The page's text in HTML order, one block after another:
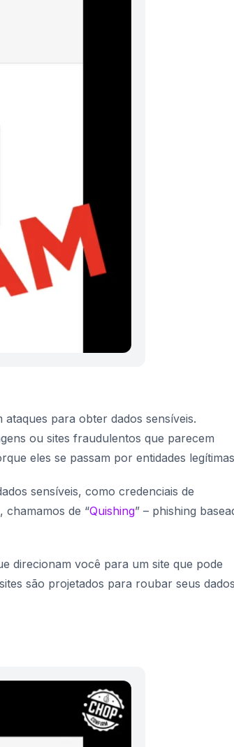
para obter dados sensíveis.
ou sites fraudulentos que parecem
eles se passam por entidades
sensíveis, como credenciais de
chamamos de “Quishing” – phishing
direcionam você para um site que pode
são projetados para roubar seus